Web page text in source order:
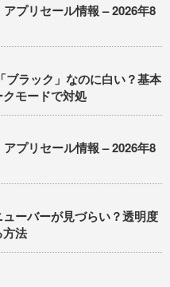
アプリセール情報 – 2026年8
ブラック」なのに白い？基本
モードで対処
アプリセール情報 – 2026年8
ーバーが見づらい？透明度
方法